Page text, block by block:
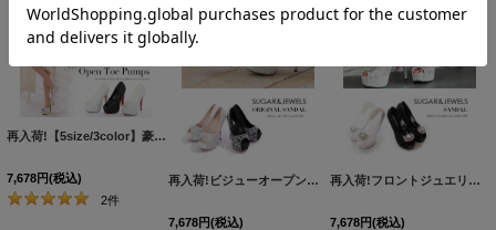
[S816006]
再入荷!【5size/3color】豪華に煌めくストーンの人気パンプス♪☆14cmヒールオープントゥパンプス[OF02]
7,678円(税込)
2件
再入荷!ビジューオープントゥプラットフォームパンプス【34-40サイズ/2カラー】[OF02]
7,678円(税込)
再入荷!フロントジュエリーレースパンプス【35-38サイズ/2カラー】[OF02]
7,678円(税込)